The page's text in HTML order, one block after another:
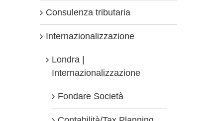
Consulenza tributaria
Internazionalizzazione
Londra |
Internazionalizzazione
Fondare Società